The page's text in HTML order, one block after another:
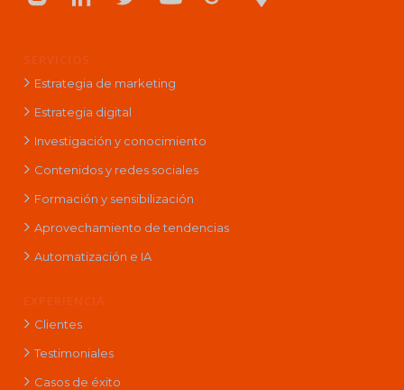
SERVICIOS
Estrategia de marketing
Estrategia digital
Investigación y conocimiento
Contenidos y redes sociales
Formación y sensibilización
Aprovechamiento de tendencias
Automatización e IA
EXPERIENCIA
Clientes
Testimoniales
Casos de éxito